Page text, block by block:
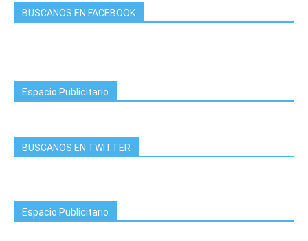
BUSCANOS EN FACEBOOK
Espacio Publicitario
BUSCANOS EN TWITTER
Espacio Publicitario